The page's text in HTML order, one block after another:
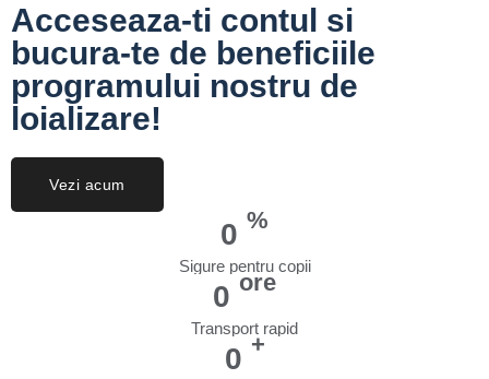
Acceseaza-ti contul si
bucura-te de beneficiile
programului nostru de
loializare!
Vezi acum
0 %
Sigure pentru copii
0 ore
Transport rapid
0 +